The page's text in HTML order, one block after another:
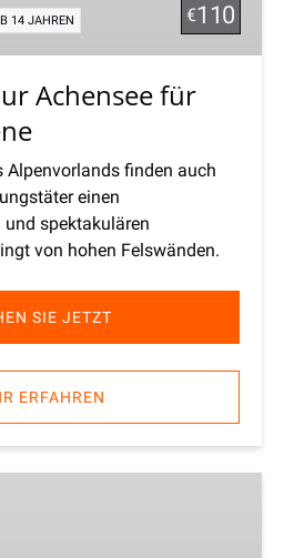
€110
14 JAHREN
Achensee für
Alpenvorlands finden auch
einen
spektakulären
von hohen Felswänden.
SIE JETZT
ERFAHREN